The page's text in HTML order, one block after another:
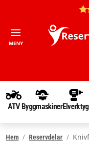
MENY
ATV ByggmaskinerElverktyg
Hem Reservdelar